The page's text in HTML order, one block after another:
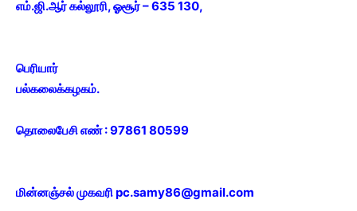
எம்.ஜி.ஆர் கல்லூரி, ஓசூர் – 635 130,
பெரியார்
பல்கலைக்கழகம்.
தொலைபேசி எண் : 97861 80599
மின்னஞ்சல் முகவரிpc.samy86@gmail.com